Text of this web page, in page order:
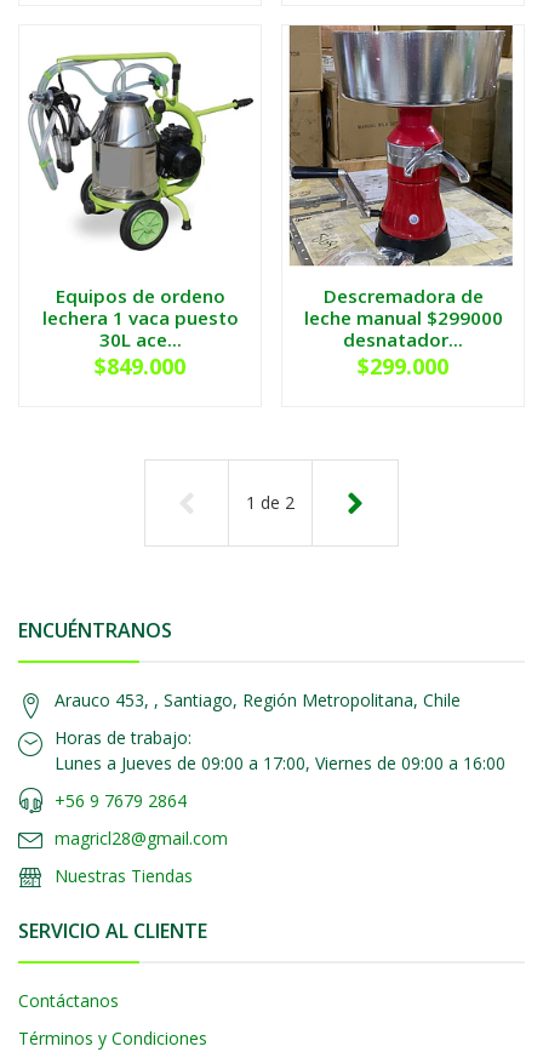
Equipos de ordeno
lechera 1 vaca puesto
30L ace...
$849.000
Descremadora de
leche manual $299000
desnatador...
$299.000
1 de 2
ENCUÉNTRANOS
Arauco 453, , Santiago, Región Metropolitana, Chile
Horas de trabajo:
Lunes a Jueves de 09:00 a 17:00, Viernes de 09:00 a 16:00
+56 9 7679 2864
magricl28@gmail.com
Nuestras Tiendas
SERVICIO AL CLIENTE
Contáctanos
Términos y Condiciones